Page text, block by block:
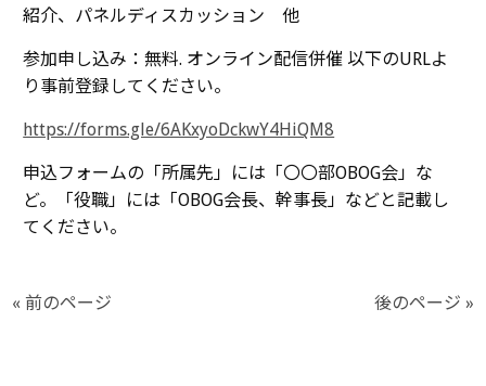
紹介、パネルディスカッション 他
参加申し込み：無料. オンライン配信併催 以下のURLよ
り事前登録してください。
https://forms.gle/6AKxyoDckwY4HiQM8
申込フォームの「所属先」には「〇〇部OBOG会」な
ど。「役職」には「OBOG会長、幹事長」などと記載し
てください。
« 前のページ 後のページ »